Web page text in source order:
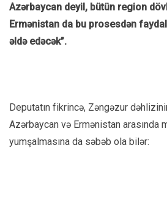
Azərbaycan deyil, bütün region
Ermənistan da bu prosesdən
əldə edəcək”.
Deputatın fikrincə, Zəngəzur
Azərbaycan və Ermənistan arasında
yumşalmasına da səbəb ola bilər: